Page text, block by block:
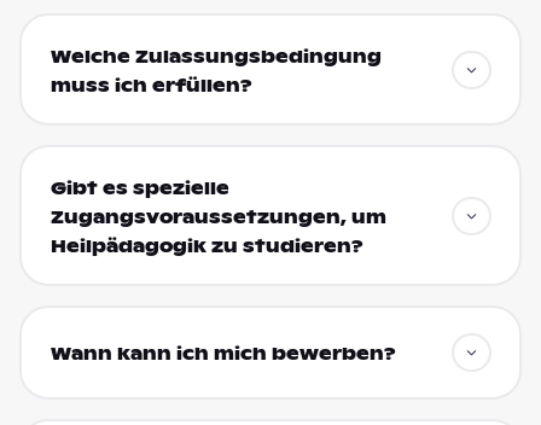
Welche Zulassungsbedingung
muss ich erfüllen?
Gibt es spezielle
Zugangsvoraussetzungen, um
Heilpädagogik zu studieren?
Wann kann ich mich bewerben?